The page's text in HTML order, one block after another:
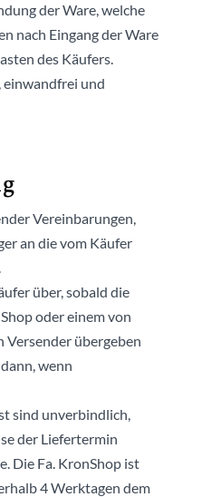
der Ware, welche
nach Eingang der Ware
des Käufers.
einwandfrei und
Vereinbarungen,
an die vom Käufer
über, sobald die
oder einem von
Versender übergeben
wenn
sind unverbindlich,
der Liefertermin
Die Fa. KronShop ist
4 Werktagen dem